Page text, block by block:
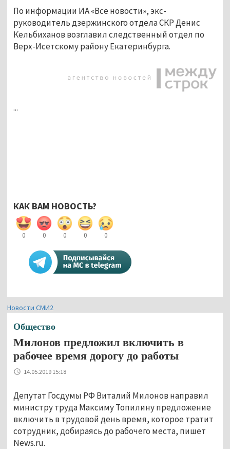
По информации ИА «Все новости», экс-
руководитель дзержинского отдела СКР Денис
Кельбиханов возглавил следственный отдел по
Верх-Исетскому району Екатеринбурга.
...
КАК ВАМ НОВОСТЬ?
0 0 0 0 0
Новости СМИ2
Общество
Милонов предложил включить в
рабочее время дорогу до работы
14.05.2019 15:18
Депутат Госдумы РФ Виталий Милонов направил
министру труда Максиму Топилину предложение
включить в трудовой день время, которое тратит
сотрудник, добираясь до рабочего места, пишет
News.ru.